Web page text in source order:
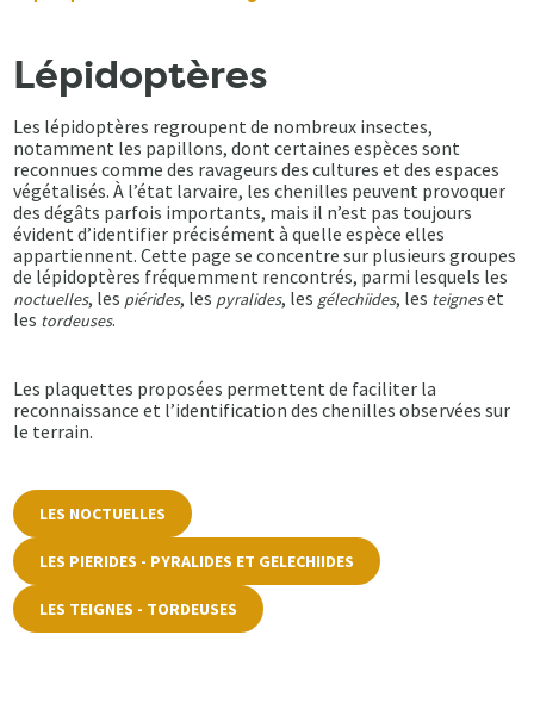
Lépidoptères
Les lépidoptères regroupent de nombreux insectes,
notamment les papillons, dont certaines espèces sont
reconnues comme des ravageurs des cultures et des espaces
végétalisés. À l’état larvaire, les chenilles peuvent provoquer
des dégâts parfois importants, mais il n’est pas toujours
évident d’identifier précisément à quelle espèce elles
appartiennent. Cette page se concentre sur plusieurs groupes
de lépidoptères fréquemment rencontrés, parmi lesquels les
noctuelles, les piérides, les pyralides, les gélechiides, les teigneset
les tordeuses.
Les plaquettes proposées permettent de faciliter la
reconnaissance et l’identification des chenilles observées sur
le terrain.
LES NOCTUELLES
LES PIERIDES - PYRALIDES ET GELECHIIDES
LES TEIGNES - TORDEUSES